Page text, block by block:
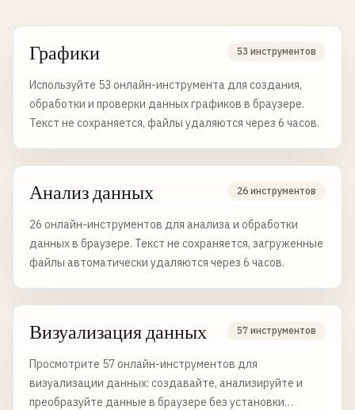
Графики 53 инструментов
Используйте 53 онлайн-инструмента для создания,
обработки и проверки данных графиков в браузере.
Текст не сохраняется, файлы удаляются через 6 часов.
Анализ данных 26 инструментов
26 онлайн-инструментов для анализа и обработки
данных в браузере. Текст не сохраняется, загруженные
файлы автоматически удаляются через 6 часов.
Визуализация данных 57 инструментов
Просмотрите 57 онлайн-инструментов для
визуализации данных: создавайте, анализируйте и
преобразуйте данные в браузере без установки